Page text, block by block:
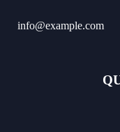
info@example.com